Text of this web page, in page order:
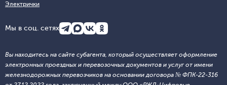
Электрички
Мы в соц. сетях
Вы находитесь на сайте субагента, который осуществляет оформление
электронных проездных и перевозочных документов и услуг от имени
железнодорожных перевозчиков на основании договора № ФПК-22-316